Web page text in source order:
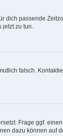
dich passende
zu tun.
falsch.
Frage ggf.
dazu können auf